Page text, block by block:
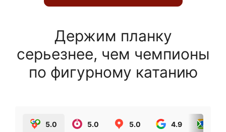
Держим планку
серьезнее, чем чемпионы
по фигурному катанию
5.0 5.0 5.0 4.9